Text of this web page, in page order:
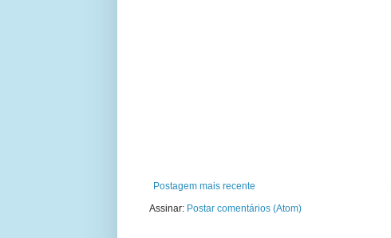
Postagem mais recente
Assinar: Postar comentários (Atom)